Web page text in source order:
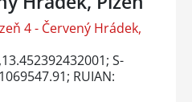
4 - Červený Hrádek,
S-
RUIAN: